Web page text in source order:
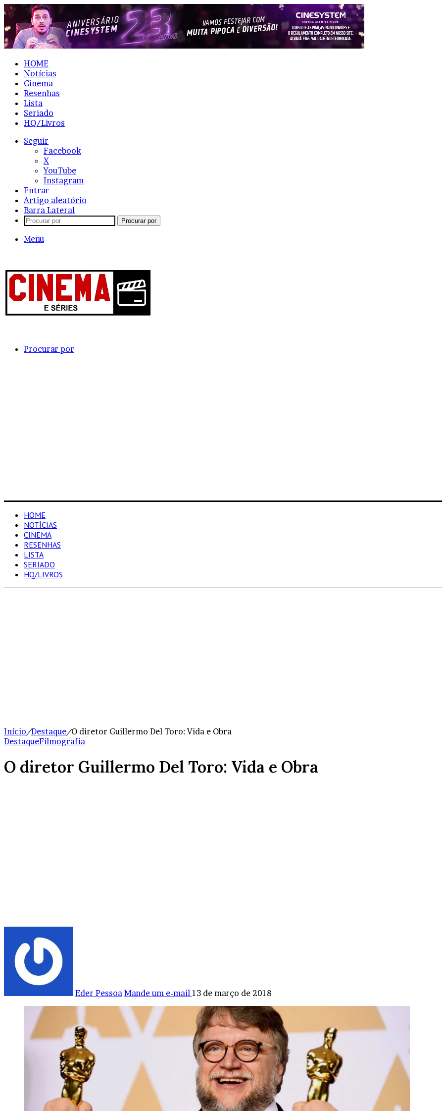
HOME
Notícias
Cinema
Resenhas
Lista
Seriado
HQ/Livros
Seguir
Facebook
X
YouTube
Instagram
Entrar
Artigo aleatório
Barra Lateral
Procurar por
Menu
Procurar por
HOME
NOTÍCIAS
CINEMA
RESENHAS
LISTA
SERIADO
HQ/LIVROS
Início/Destaque/O diretor Guillermo Del Toro: Vida e Obra
DestaqueFilmografia
O diretor Guillermo Del Toro: Vida e Obra
Eder Pessoa Mande um e-mail 13 de março de 2018